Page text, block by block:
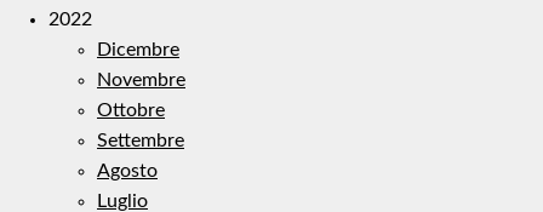
2022
Dicembre
Novembre
Ottobre
Settembre
Agosto
Luglio